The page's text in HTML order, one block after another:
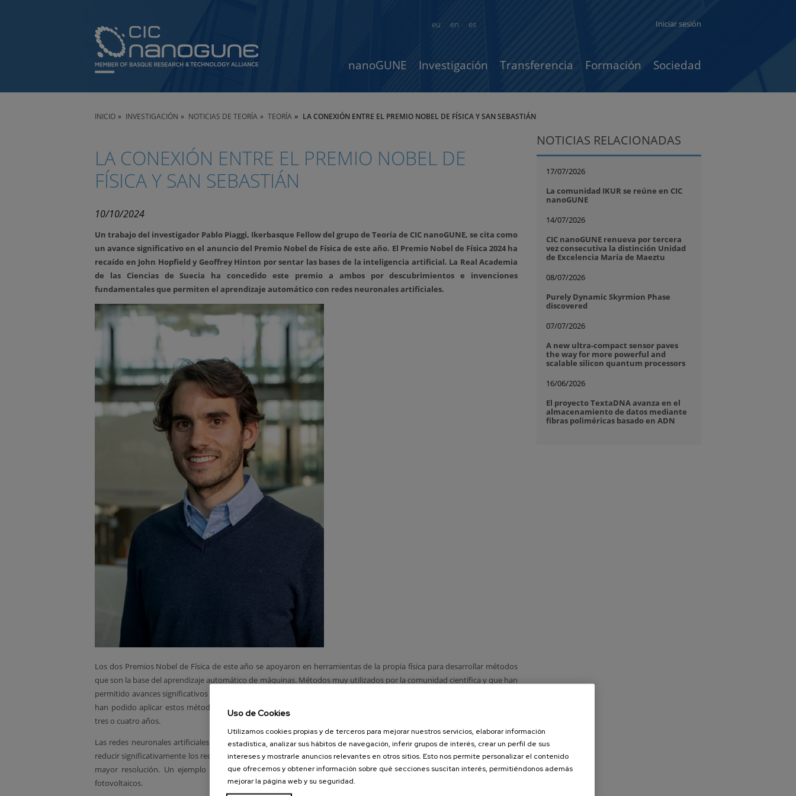
en es
eu Iniciar sesión
nanoGUNE Investigación Transferencia Formación Sociedad
INICIO INVESTIGACIÓN NOTICIAS DE TEORÍA TEORÍA LA CONEXIÓN ENTRE EL PREMIO NOBEL DE FÍSICA Y SAN SEBASTIÁN
LA CONEXIÓN ENTRE EL PREMIO NOBEL DE
FÍSICA Y SAN SEBASTIÁN
10/10/2024
Un trabajo del investigador Pablo Piaggi, Ikerbasque Fellow del grupo de Teoría de CIC nanoGUNE, se cita como
un avance significativo en el anuncio del Premio Nobel de Física de este año. El Premio Nobel de Física 2024 ha
recaído en John Hopfield y Geoffrey Hinton por sentar las bases de la inteligencia artificial. La Real Academia
de las Ciencias de Suecia ha concedido este premio a ambos por descubrimientos e invenciones
fundamentales que permiten el aprendizaje automático con redes neuronales artificiales.
Los dos Premios Nobel de Física de este año se apoyaron en herramientas de la propia física para desarrollar métodos
que son la base del aprendizaje automático de máquinas. Métodos muy utilizados por la comunidad científica y que han
permitido avances significativos en campos muy variados. Destaca en especial la amplitud de los campos en los que se
han podido aplicar estos métodos. Además, han permitido realizar estudios y simulaciones impensables hace apenas
tres o cuatro años.
Las redes neuronales artificiales se utilizan para proporcionar un “imitador” del modelo físico en cuestión. Esto puede
reducir significativamente los recursos computacionales necesarios, permitiendo así sondear sistemas más grandes con
mayor resolución. Un ejemplo que demuestran el éxito de estos métodos es la predicción de nuevos materiales
fotovoltaicos.
NOTICIAS RELACIONADAS
17/07/2026
La comunidad IKUR se reúne en CIC
nanoGUNE
14/07/2026
CIC nanoGUNE renueva por tercera
vez consecutiva la distinción Unidad
de Excelencia María de Maeztu
08/07/2026
Purely Dynamic Skyrmion Phase
discovered
07/07/2026
A new ultra-compact sensor paves
the way for more powerful and
scalable silicon quantum processors
16/06/2026
El proyecto TextaDNA avanza en el
almacenamiento de datos mediante
fibras poliméricas basado en ADN
Uso de Cookies
Utilizamos cookies propias y de terceros para mejorar nuestros servicios, elaborar información
estadística, analizar sus hábitos de navegación, inferir grupos de interés, crear un perfil de sus
intereses y mostrarle anuncios relevantes en otros sitios. Esto nos permite personalizar el contenido
que ofrecemos y obtener información sobre qué secciones suscitan interés, permitiéndonos además
mejorar la página web y su seguridad.